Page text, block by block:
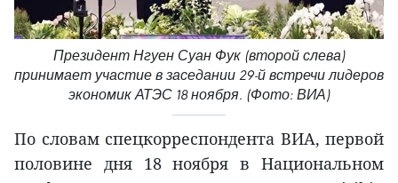
Президент Нгуен Суан Фук (второй слева)
принимает участие в заседании 29-й встречи лидеров
экономик АТЭС 18 ноября. (Фото: ВИА)
По словам спецкорреспондента ВИА, первой
половине дня 18 ноября в Национальном